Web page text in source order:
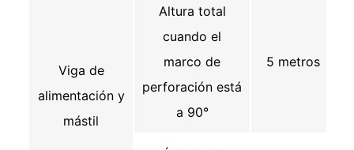
Viga de
alimentación y
mástil
Altura total
cuando el
marco de
perforación está
a 90°
5 metros